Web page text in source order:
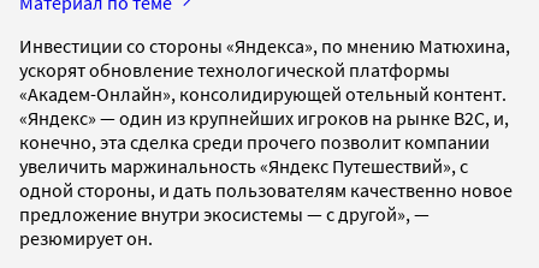
Инвестиции со стороны «Яндекса», по мнению Матюхина,
ускорят обновление технологической платформы
«Академ-Онлайн», консолидирующей отельный контент.
«Яндекс» — один из крупнейших игроков на рынке B2C, и,
конечно, эта сделка среди прочего позволит компании
увеличить маржинальность «Яндекс Путешествий», с
одной стороны, и дать пользователям качественно новое
предложение внутри экосистемы — с другой», —
резюмирует он.